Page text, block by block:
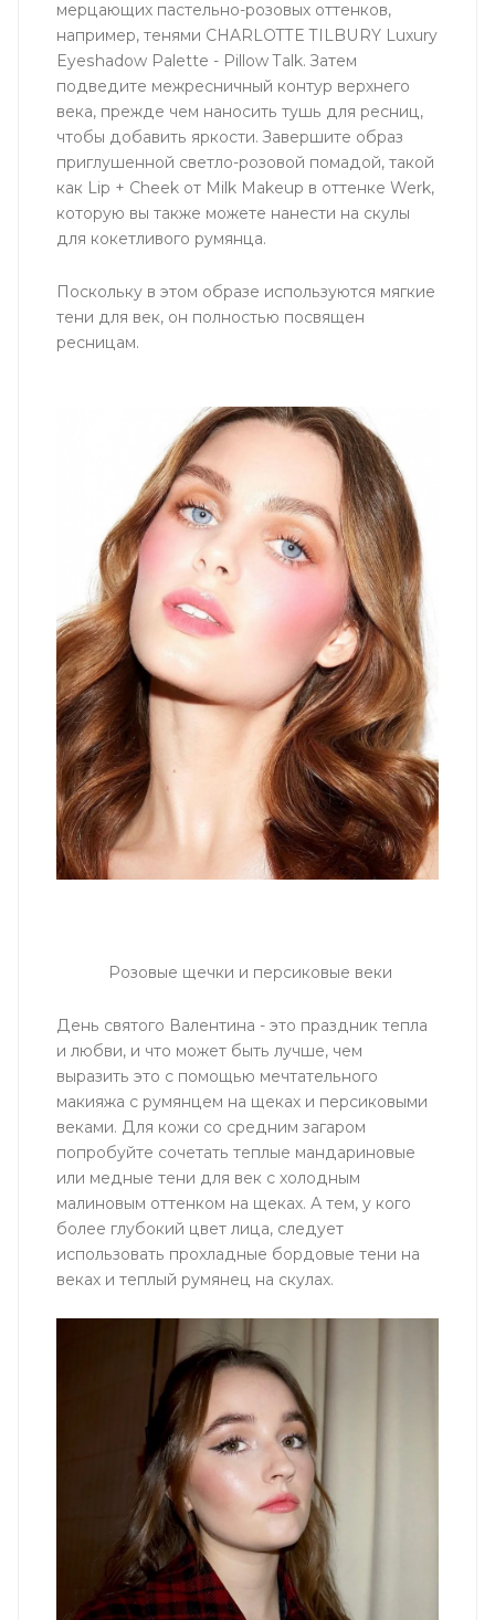
мерцающих пастельно-розовых оттенков,
например, тенями CHARLOTTE TILBURY Luxury
Eyeshadow Palette - Pillow Talk. Затем
подведите межресничный контур верхнего
века, прежде чем наносить тушь для ресниц,
чтобы добавить яркости. Завершите образ
приглушенной светло-розовой помадой, такой
как Lip + Cheek от Milk Makeup в оттенке Werk,
которую вы также можете нанести на скулы
для кокетливого румянца.
Поскольку в этом образе используются мягкие
тени для век, он полностью посвящен
ресницам.
Розовые щечки и персиковые веки
День святого Валентина - это праздник тепла
и любви, и что может быть лучше, чем
выразить это с помощью мечтательного
макияжа с румянцем на щеках и персиковыми
веками. Для кожи со средним загаром
попробуйте сочетать теплые мандариновые
или медные тени для век с холодным
малиновым оттенком на щеках. А тем, у кого
более глубокий цвет лица, следует
использовать прохладные бордовые тени на
веках и теплый румянец на скулах.